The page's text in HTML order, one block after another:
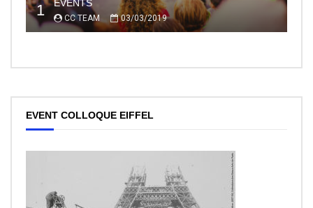
1 EVENTS
CC TEAM 03/03/2019
EVENT COLLOQUE EIFFEL